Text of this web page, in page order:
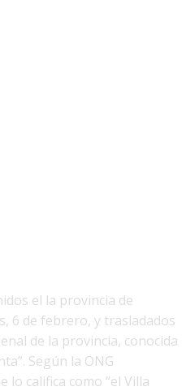
el la provincia de
6 de febrero, y trasladados
de la provincia, conocida
Según la ONG
lo califica como “el Villa